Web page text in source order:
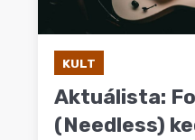
KULT
Aktuálista:
(Needless)